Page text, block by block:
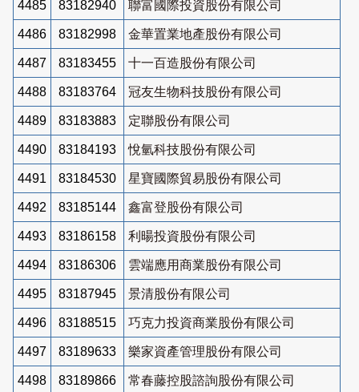
4485 83182940 聯富國際投資股份有限公司
4486 83182998 金華置業地產股份有限公司
4487 83183455 十一百造股份有限公司
4488 83183764 冠友生物科技股份有限公司
4489 83183883 定聯股份有限公司
4490 83184193 悅氫科技股份有限公司
4491 83184530 星寶國際貿易股份有限公司
4492 83185144 鑫富登股份有限公司
4493 83186158 利暘投資股份有限公司
4494 83186306 雲端應用商業股份有限公司
4495 83187945 景清股份有限公司
4496 83188515 巧克力投資商業股份有限公司
4497 83189633 樂家資產管理股份有限公司
4498 83189866 常春藤控股諮詢股份有限公司